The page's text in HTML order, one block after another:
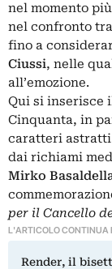
nel momento
nel confronto
fino a
Ciussi, nelle
all’emozione.
Qui si inserisce
Cinquanta, in
caratteri
dai richiami
Mirko
per il Cancello
L'ARTICOLO CONTINUA
Render, il